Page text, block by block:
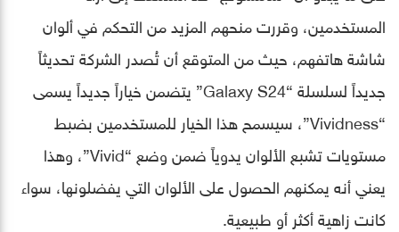
المستخدمين، وقررت منحهم المزيد من التحكم في ألوان
شاشة هاتفهم، حيث من المتوقع أن تُصدر الشركة تحديثاً
جديداً لسلسلة “Galaxy S24” يتضمن خياراً جديداً يسمى
“Vividness”، سيسمح هذا الخيار للمستخدمين بضبط
مستويات تشبع الألوان يدوياً ضمن وضع “Vivid”، وهذا
يعني أنه يمكنهم الحصول على الألوان التي يفضلونها، سواء
كانت زاهية أكثر أو طبيعية.